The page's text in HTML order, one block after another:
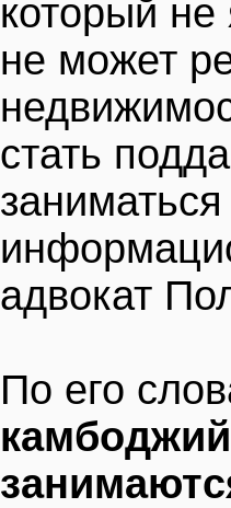
который
не может
стать
адвокат
По его